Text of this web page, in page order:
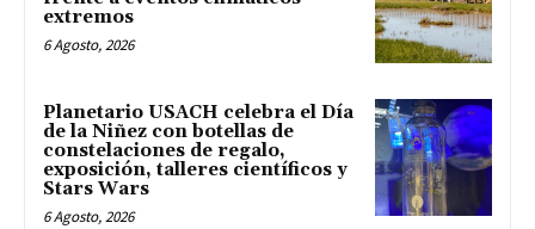
extremos
6 Agosto, 2026
Planetario USACH celebra el Día
de la Niñez con botellas de
constelaciones de regalo,
exposición, talleres científicos y
Stars Wars
6 Agosto, 2026